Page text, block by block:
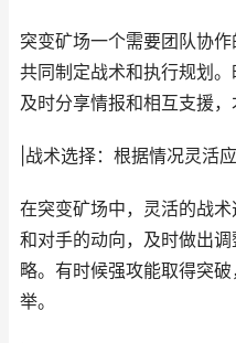
突变矿场一个需要团队协作
共同制定战术和执行规划。
及时分享情报和相互支援，
|战术选择：根据情况灵活
在突变矿场中，灵活的战
和对手的动向，及时做出
略。有时候强攻能取得突
举。